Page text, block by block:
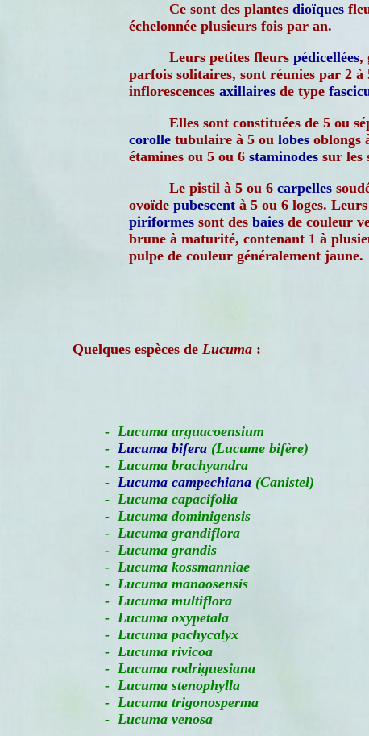
Ce sont des plantes dioïques
échelonnée plusieurs fois par an.
Leurs petites fleurs pédicellées,
parfois solitaires, sont réunies par 2 à
inflorescences axillaires de type
Elles sont constituées de 5 ou
corolle tubulaire à 5 ou lobes oblongs
étamines ou 5 ou 6 staminodes sur les
Le pistil à 5 ou 6 carpelles
ovoïde pubescent à 5 ou 6 loges.
piriformes sont des baies de couleur
brune à maturité, contenant 1 à
pulpe de couleur généralement jaune.
Quelques espèces de Lucuma :
- Lucuma arguacoensium
- Lucuma bifera (Lucume bifère)
- Lucuma brachyandra
- Lucuma campechiana (Canistel)
- Lucuma capacifolia
- Lucuma dominigensis
- Lucuma grandiflora
- Lucuma grandis
- Lucuma kossmanniae
- Lucuma manaosensis
- Lucuma multiflora
- Lucuma oxypetala
- Lucuma pachycalyx
- Lucuma rivicoa
- Lucuma rodriguesiana
- Lucuma stenophylla
- Lucuma trigonosperma
- Lucuma venosa